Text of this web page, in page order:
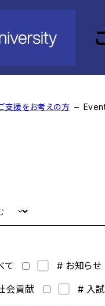
支援をお考えの方
て # お知らせ
会貢献
# 入試